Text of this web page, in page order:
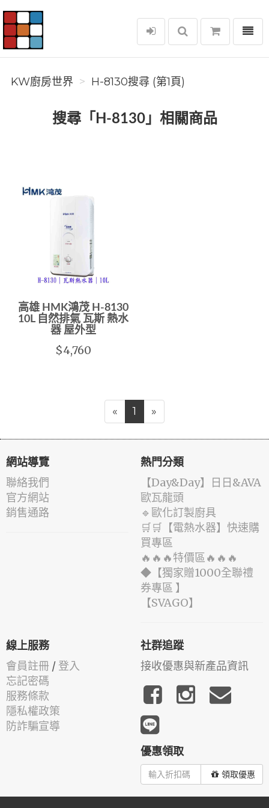
KW廚房世界
選單
KW廚房世界 H-8130搜尋 (第1頁)
搜尋「H-8130」相關商品
高雄 HMK鴻茂 H-8130
10L 自然排氣 瓦斯 熱水
器 屋外型
$4,760
« 1 »
網站導覽
聯絡我們
官方網站
銷售通路
熱門分類
️【Day&Day】️日日&AVA
歐瓦龍頭
🔹歐化訂製廚具
🛒🛒【電熱水器】快速購
買專區
🔥🔥🔥特價區🔥🔥🔥
◆【獨家贈1000全聯禮
券專區 】
️【SVAGO】️
線上服務
會員註冊 / 登入
忘記密碼
服務條款
隱私權政策
防詐騙宣導
社群追蹤
接收優惠與新產品資訊
優惠領取
領取優惠